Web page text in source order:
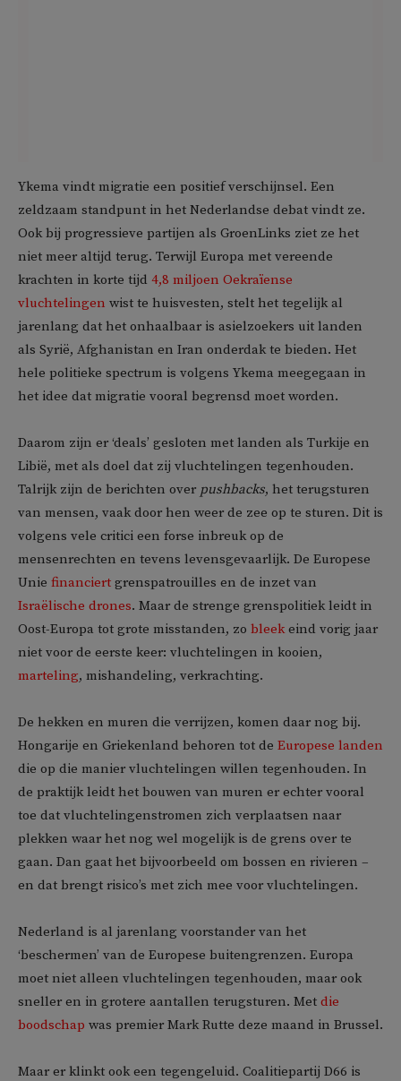
Ykema vindt migratie een positief verschijnsel. Een
zeldzaam standpunt in het Nederlandse debat vindt ze.
Ook bij progressieve partijen als GroenLinks ziet ze het
niet meer altijd terug. Terwijl Europa met vereende
krachten in korte tijd 4,8 miljoen Oekraïense
vluchtelingen wist te huisvesten, stelt het tegelijk al
jarenlang dat het onhaalbaar is asielzoekers uit landen
als Syrië, Afghanistan en Iran onderdak te bieden. Het
hele politieke spectrum is volgens Ykema meegegaan in
het idee dat migratie vooral begrensd moet worden.
Daarom zijn er ‘deals’ gesloten met landen als Turkije en
Libië, met als doel dat zij vluchtelingen tegenhouden.
Talrijk zijn de berichten over pushbacks, het terugsturen
van mensen, vaak door hen weer de zee op te sturen. Dit is
volgens vele critici een forse inbreuk op de
mensenrechten en tevens levensgevaarlijk. De Europese
Unie financiert grenspatrouilles en de inzet van
Israëlische drones. Maar de strenge grenspolitiek leidt in
Oost-Europa tot grote misstanden, zo bleekeind vorig jaar
niet voor de eerste keer: vluchtelingen in kooien,
marteling, mishandeling, verkrachting.
De hekken en muren die verrijzen, komen daar nog bij.
Hongarije en Griekenland behoren tot de Europese landen
die op die manier vluchtelingen willen tegenhouden. In
de praktijk leidt het bouwen van muren er echter vooral
toe dat vluchtelingenstromen zich verplaatsen naar
plekken waar het nog wel mogelijk is de grens over te
gaan. Dan gaat het bijvoorbeeld om bossen en rivieren –
en dat brengt risico’s met zich mee voor vluchtelingen.
Nederland is al jarenlang voorstander van het
‘beschermen’ van de Europese buitengrenzen. Europa
moet niet alleen vluchtelingen tegenhouden, maar ook
sneller en in grotere aantallen terugsturen. Met die
boodschap was premier Mark Rutte deze maand in Brussel.
Maar er klinkt ook een tegengeluid. Coalitiepartij D66 is